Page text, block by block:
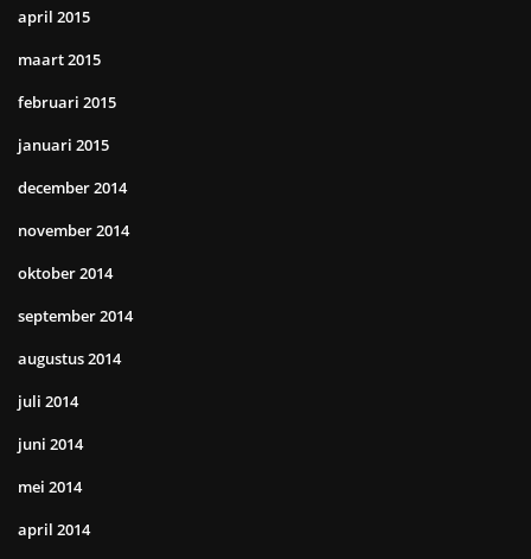
april 2015
maart 2015
februari 2015
januari 2015
december 2014
november 2014
oktober 2014
september 2014
augustus 2014
juli 2014
juni 2014
mei 2014
april 2014